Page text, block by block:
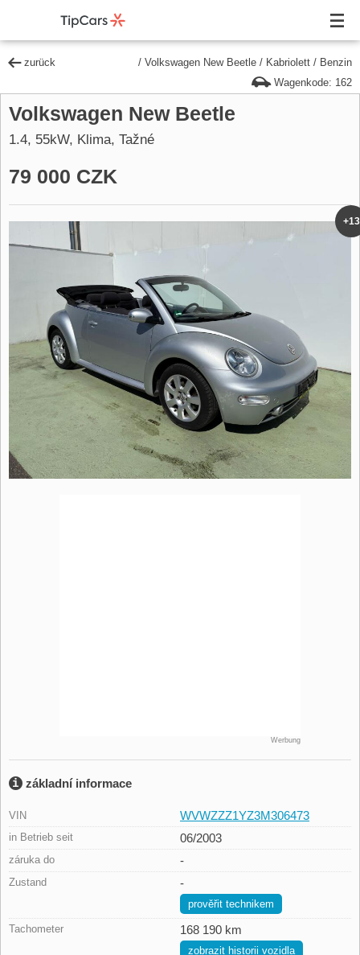
zurück / Volkswagen New Beetle / Kabriolett / Benzin
Wagenkode: 162
Volkswagen New Beetle
1.4, 55kW, Klima, Tažné
79 000 CZK
+13
Werbung
základní informace
VIN WVWZZZ1YZ3M306473
in Betrieb seit 06/2003
záruka do -
Zustand -
prověřit technikem
Tachometer 168 190 km
zobrazit historii vozidla